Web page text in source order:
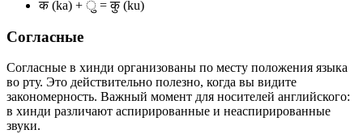
क (ka) + ु = कु (ku)
Согласные
Согласные в хинди организованы по месту положения языка
во рту. Это действительно полезно, когда вы видите
закономерность. Важный момент для носителей английского:
в хинди различают аспирированные и неаспирированные
звуки.